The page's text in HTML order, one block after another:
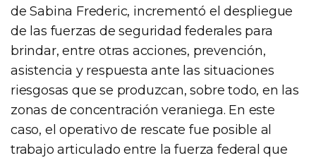
de Sabina Frederic, incrementó el despliegue
de las fuerzas de seguridad federales para
brindar, entre otras acciones, prevención,
asistencia y respuesta ante las situaciones
riesgosas que se produzcan, sobre todo, en las
zonas de concentración veraniega. En este
caso, el operativo de rescate fue posible al
trabajo articulado entre la fuerza federal que